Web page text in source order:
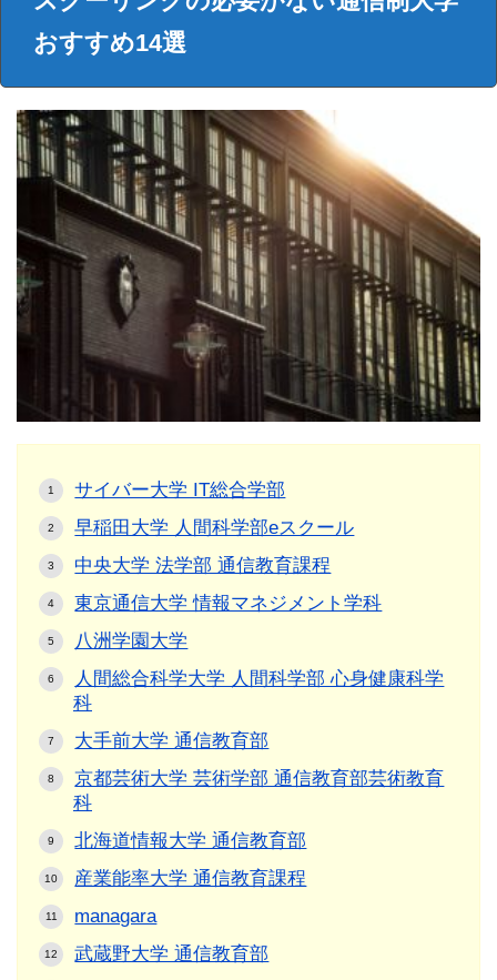
おすすめ14選
サイバー大学 IT総合学部
早稲田大学 人間科学部eスクール
中央大学 法学部 通信教育課程
東京通信大学 情報マネジメント学科
八洲学園大学
人間総合科学大学 人間科学部 心身健康科学
科
大手前大学 通信教育部
京都芸術大学 芸術学部 通信教育部芸術教育
科
北海道情報大学 通信教育部
産業能率大学 通信教育課程
managara
武蔵野大学 通信教育部